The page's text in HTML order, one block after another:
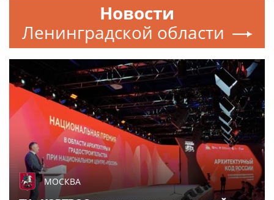
Новости
Ленинградской области
МОСКВА